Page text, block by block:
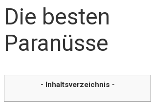
Die besten
Paranüsse
- Inhaltsverzeichnis -